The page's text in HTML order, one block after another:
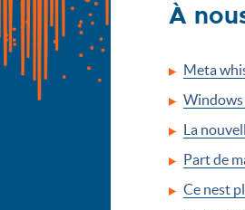
À
Meta
Windows
La
Part de
Ce nest